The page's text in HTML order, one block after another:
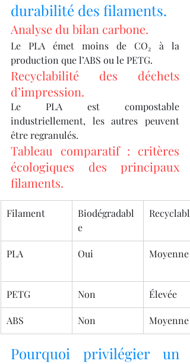
durabilité des filaments.
Analyse du bilan carbone.
Le PLA émet moins de CO₂ à la
production que l’ABS ou le PETG.
Recyclabilité des déchets
d’impression.
Le PLA est compostable
industriellement, les autres peuvent
être regranulés.
Tableau comparatif : critères
écologiques des principaux
filaments.
Filament
Biodégradabl
e
Recyclable
PLA Oui Moyenne
PETG Non Élevée
ABS Non Moyenne
Pourquoi privilégier un